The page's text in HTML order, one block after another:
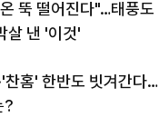
뚝 떨어진다"…태풍도
살 낸 '이것'
찬홈' 한반도 빗겨간다…
?